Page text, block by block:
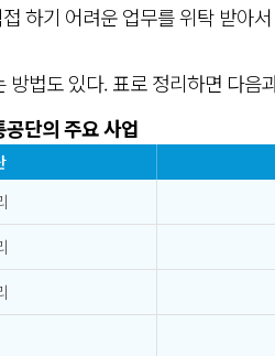
하기 어려운 업무를 위탁 받아
법도 있다. 표로 정리하면 다음
단의 주요 사업